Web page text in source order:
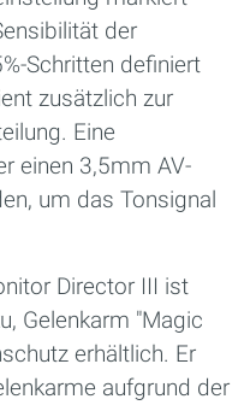
der
Schritten definiert
zusätzlich zur
Eine
einen 3,5mm AV-
um das Tonsignal
Director III ist
Gelenkarm "Magic
erhältlich. Er
aufgrund der